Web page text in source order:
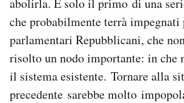
che probabilmente terrà impegnati
parlamentari Repubblicani, che
risolto un nodo importante: in che
il sistema esistente. Tornare alla
precedente sarebbe molto